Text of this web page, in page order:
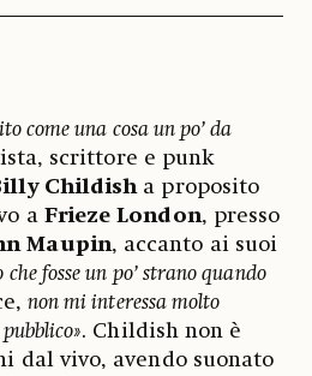
come una cosa un po’ da
scrittore e punk
Childish a proposito
a Frieze London, presso
Maupin, accanto ai suoi
che fosse un po’ strano quando
non mi interessa molto
. Childish non è
dal vivo, avendo suonato